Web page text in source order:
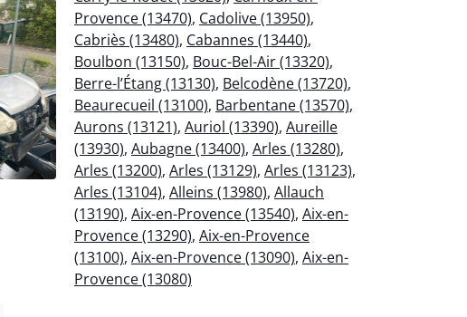
Provence (13470), Cadolive (13950),
Cabriès (13480), Cabannes (13440),
Boulbon (13150), Bouc-Bel-Air (13320),
Berre-l’Étang (13130), Belcodène (13720),
Beaurecueil (13100), Barbentane (13570),
Aurons (13121), Auriol (13390), Aureille
(13930), Aubagne (13400), Arles (13280),
Arles (13200), Arles (13129), Arles (13123),
Arles (13104), Alleins (13980), Allauch
(13190), Aix-en-Provence (13540), Aix-en-
Provence (13290), Aix-en-Provence
(13100), Aix-en-Provence (13090), Aix-en-
Provence (13080)